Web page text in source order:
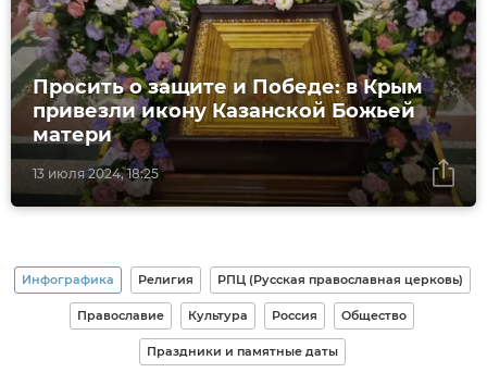
13 июля 2024, 18:25
Просить о защите и Победе: в Крым
привезли икону Казанской Божьей
матери
Инфографика Религия РПЦ (Русская православная церковь)
Православие Культура Россия Общество
Праздники и памятные даты